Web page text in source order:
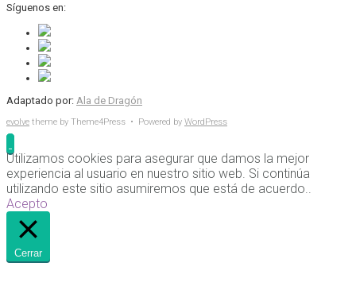
Síguenos en:
Adaptado por: Ala de Dragón
evolve theme by Theme4Press • Powered by WordPress
Utilizamos cookies para asegurar que damos la mejor
experiencia al usuario en nuestro sitio web. Si continúa
utilizando este sitio asumiremos que está de acuerdo..
Acepto
Cerrar